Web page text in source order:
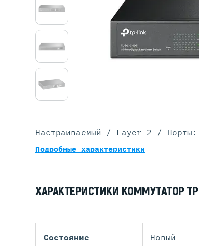
Настраиваемый / Layer 2 /
Подробные характеристики
ХАРАКТЕРИСТИКИ КОММУТАТОР TP-
Состояние Новый